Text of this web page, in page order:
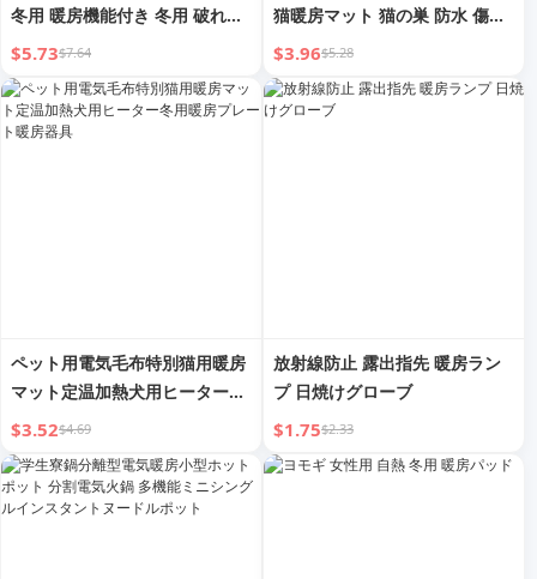
冬用 暖房機能付き 冬用 破れに
くいマットレス 取り外し・洗濯
可能 ケネルマット ペット用
$5.73$7.64
猫暖房マット 猫の巣 防水 傷に
強く 噛みにくい 小型
$3.96$5.28
ペット用電気毛布特別猫用暖房
マット定温加熱犬用ヒーター冬
用暖房プレート暖房器具
$3.52$4.69
放射線防止 露出指先 暖房ラン
プ 日焼けグローブ
$1.75$2.33